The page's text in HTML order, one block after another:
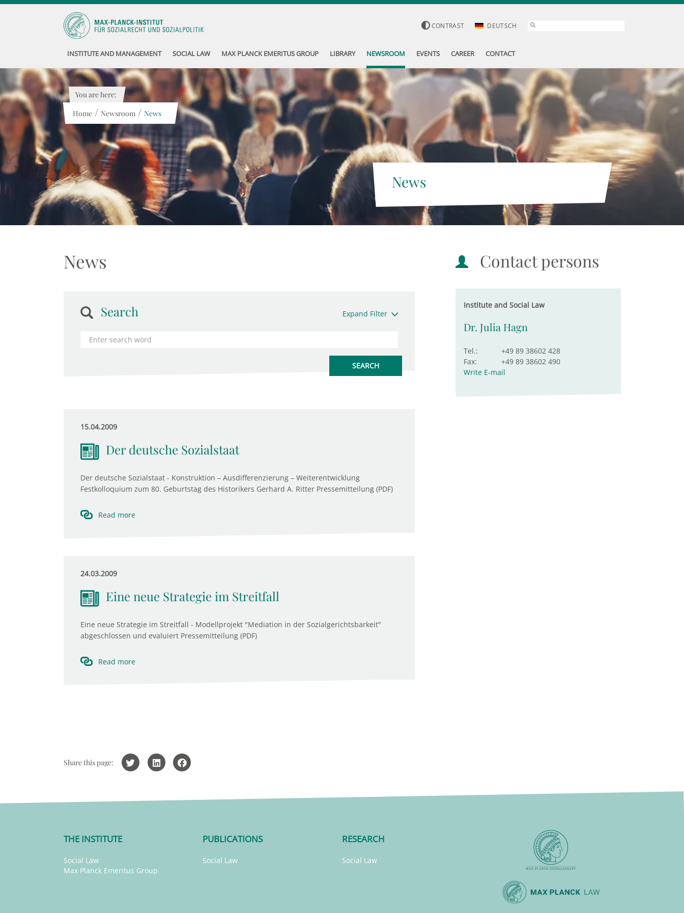
CONTRAST DEUTSCH
INSTITUTE AND MANAGEMENT SOCIAL LAW MAX PLANCK EMERITUS GROUP LIBRARY NEWSROOM EVENTS CAREER CONTACT
News
You are here:
Home / Newsroom / News
News
Search Expand Filter
15.04.2009
Der deutsche Sozialstaat
Der deutsche Sozialstaat - Konstruktion – Ausdifferenzierung – Weiterentwicklung
Festkolloquium zum 80. Geburtstag des Historikers Gerhard A. Ritter Pressemitteilung (PDF)
Read more
24.03.2009
Eine neue Strategie im Streitfall
Eine neue Strategie im Streitfall - Modellprojekt "Mediation in der Sozialgerichtsbarkeit"
abgeschlossen und evaluiert Pressemitteilung (PDF)
Read more
Contact persons
Institute and Social Law
Dr. Julia Hagn
Tel.:
+49 89 38602 428
Fax:
+49 89 38602 490
Write E-mail
Share this page:
THE INSTITUTE
Social Law
Max Planck Emeritus Group
PUBLICATIONS
Social Law
RESEARCH
Social Law